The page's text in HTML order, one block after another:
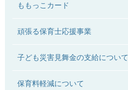
ももっこカード
頑張る保育士応援事業
子ども災害見舞金の支給について
保育料軽減について